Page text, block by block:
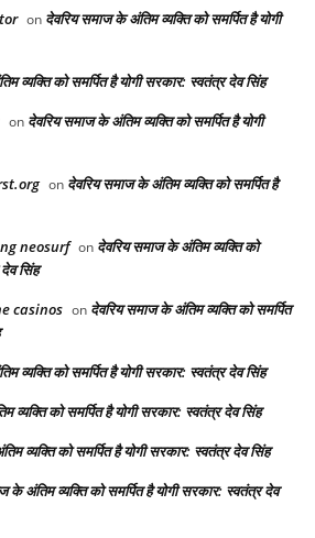
on देवरिय समाज के अंतिम व्यक्ति को समर्पित है योगी
व्यक्ति को समर्पित है योगी सरकार: स्वतंत्र देव सिंह
on देवरिय समाज के अंतिम व्यक्ति को समर्पित है योगी
on देवरिय समाज के अंतिम व्यक्ति को समर्पित है
neosurf on देवरिय समाज के अंतिम व्यक्ति को
सिंह
casinos on देवरिय समाज के अंतिम व्यक्ति को समर्पित
व्यक्ति को समर्पित है योगी सरकार: स्वतंत्र देव सिंह
व्यक्ति को समर्पित है योगी सरकार: स्वतंत्र देव सिंह
व्यक्ति को समर्पित है योगी सरकार: स्वतंत्र देव सिंह
के अंतिम व्यक्ति को समर्पित है योगी सरकार: स्वतंत्र देव